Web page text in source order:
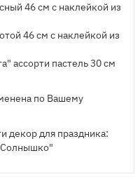
46 см с наклейкой из
46 см с наклейкой из
ассорти пастель 30 см
по Вашему
декор для праздника: